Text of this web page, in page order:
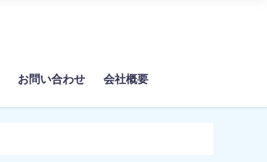
お問い合わせ 会社概要